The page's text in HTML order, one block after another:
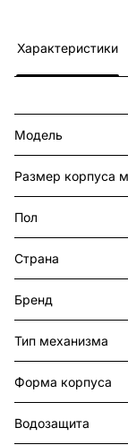
Характеристики
Модель
Размер корпуса
Пол
Страна
Бренд
Тип механизма
Форма корпуса
Водозащита